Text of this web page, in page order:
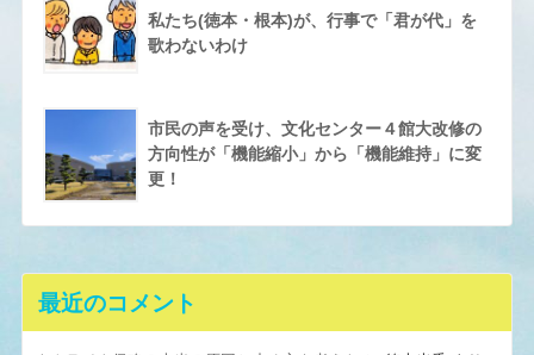
私たち(徳本・根本)が、行事で「君が代」を
歌わないわけ
市民の声を受け、文化センター４館大改修の
方向性が「機能縮小」から「機能維持」に変
更！
最近のコメント